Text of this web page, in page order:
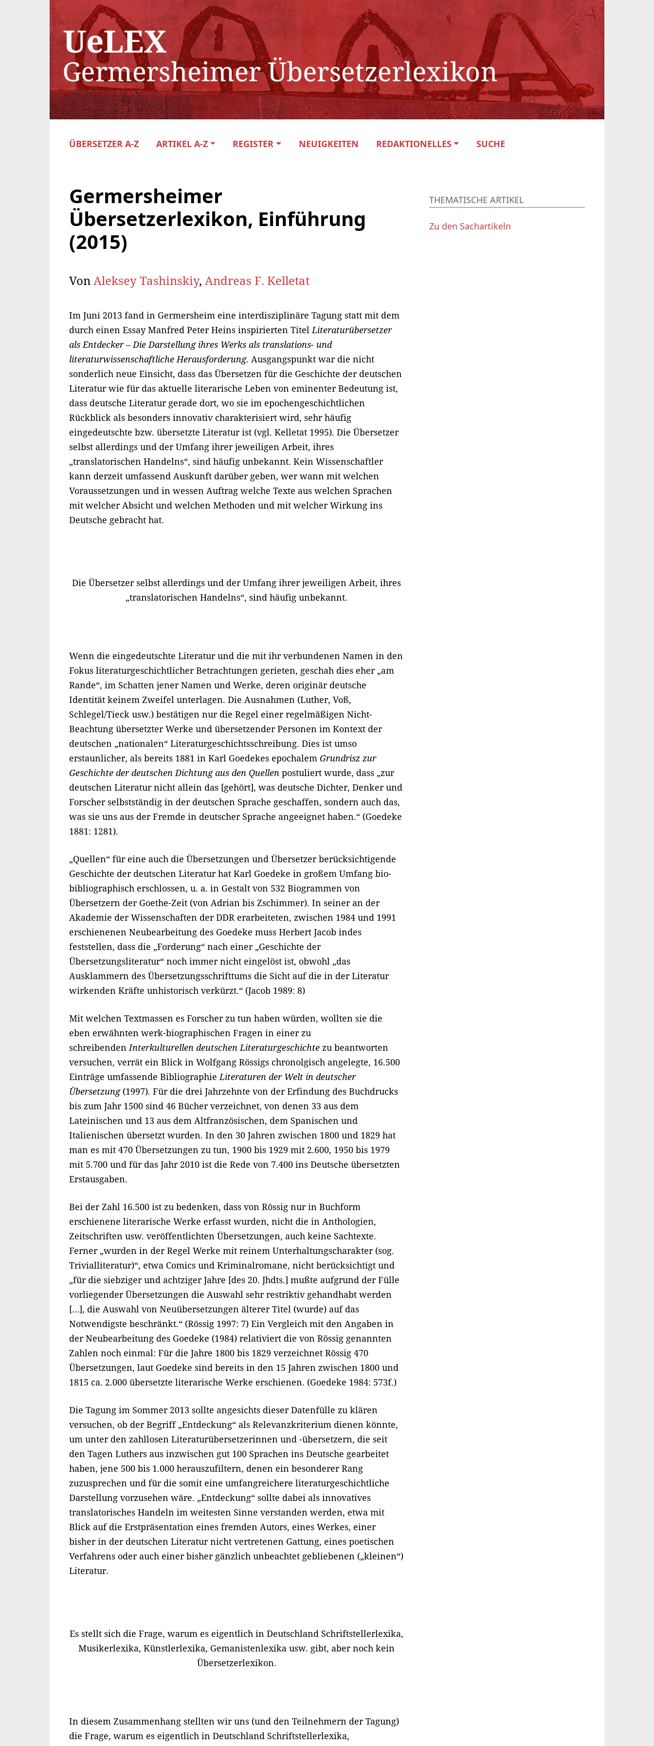
ÜBERSETZER A-Z ARTIKEL A-Z REGISTER NEUIGKEITEN REDAKTIONELLES SUCHE
Germersheimer
Übersetzerlexikon, Einführung
(2015)
VonAleksey Tashinskiy, Andreas F. Kelletat
Im Juni 2013 fand in Germersheim eine interdisziplinäre Tagung statt mit dem
durch einen Essay Manfred Peter Heins inspirierten TitelLiteraturübersetzer
als Entdecker – Die Darstellung ihres Werks als translations- und
literaturwissenschaftliche Herausforderung. Ausgangspunkt war die nicht
sonderlich neue Einsicht, dass das Übersetzen für die Geschichte der deutschen
Literatur wie für das aktuelle literarische Leben von eminenter Bedeutung ist,
dass deutsche Literatur gerade dort, wo sie im epochengeschichtlichen
Rückblick als besonders innovativ charakterisiert wird, sehr häufig
eingedeutschte bzw. übersetzte Literatur ist (vgl. Kelletat 1995). Die Übersetzer
selbst allerdings und der Umfang ihrer jeweiligen Arbeit, ihres
„translatorischen Handelns“, sind häufig unbekannt. Kein Wissenschaftler
kann derzeit umfassend Auskunft darüber geben, wer wann mit welchen
Voraussetzungen und in wessen Auftrag welche Texte aus welchen Sprachen
mit welcher Absicht und welchen Methoden und mit welcher Wirkung ins
Deutsche gebracht hat.
Die Übersetzer selbst allerdings und der Umfang ihrer jeweiligen Arbeit, ihres
„translatorischen Handelns“, sind häufig unbekannt.
Wenn die eingedeutschte Literatur und die mit ihr verbundenen Namen in den
Fokus literaturgeschichtlicher Betrachtungen gerieten, geschah dies eher „am
Rande“, im Schatten jener Namen und Werke, deren originär deutsche
Identität keinem Zweifel unterlagen. Die Ausnahmen (Luther, Voß,
Schlegel/Tieck usw.) bestätigen nur die Regel einer regelmäßigen Nicht-
Beachtung übersetzter Werke und übersetzender Personen im Kontext der
deutschen „nationalen“ Literaturgeschichtsschreibung. Dies ist umso
erstaunlicher, als bereits 1881 in Karl Goedekes epochalem Grundrisz zur
Geschichte der deutschen Dichtung aus den Quellen postuliert wurde, dass „zur
deutschen Literatur nicht allein das [gehört], was deutsche Dichter, Denker und
Forscher selbstständig in der deutschen Sprache geschaffen, sondern auch das,
was sie uns aus der Fremde in deutscher Sprache angeeignet haben.“ (Goedeke
1881: 1281).
„Quellen“ für eine auch die Übersetzungen und Übersetzer berücksichtigende
Geschichte der deutschen Literatur hat Karl Goedeke in großem Umfang bio-
bibliographisch erschlossen, u. a. in Gestalt von 532 Biogrammen von
Übersetzern der Goethe-Zeit (von Adrian bis Zschimmer). In seiner an der
Akademie der Wissenschaften der DDR erarbeiteten, zwischen 1984 und 1991
erschienenen Neubearbeitung des Goedeke muss Herbert Jacob indes
feststellen, dass die „Forderung“ nach einer „Geschichte der
Übersetzungsliteratur“ noch immer nicht eingelöst ist, obwohl „das
Ausklammern des Übersetzungsschrifttums die Sicht auf die in der Literatur
wirkenden Kräfte unhistorisch verkürzt.“ (Jacob 1989: 8)
Mit welchen Textmassen es Forscher zu tun haben würden, wollten sie die
eben erwähnten werk-biographischen Fragen in einer zu
schreibendenInterkulturellen deutschen Literaturgeschichte zu beantworten
versuchen, verrät ein Blick in Wolfgang Rössigs chronolgisch angelegte, 16.500
Einträge umfassende BibliographieLiteraturen der Welt in deutscher
Übersetzung (1997). Für die drei Jahrzehnte von der Erfindung des Buchdrucks
bis zum Jahr 1500 sind 46 Bücher verzeichnet, von denen 33 aus dem
Lateinischen und 13 aus dem Altfranzösischen, dem Spanischen und
Italienischen übersetzt wurden. In den 30 Jahren zwischen 1800 und 1829 hat
man es mit 470 Übersetzungen zu tun, 1900 bis 1929 mit 2.600, 1950 bis 1979
mit 5.700 und für das Jahr 2010 ist die Rede von 7.400 ins Deutsche übersetzten
Erstausgaben.
Bei der Zahl 16.500 ist zu bedenken, dass von Rössig nur in Buchform
erschienene literarische Werke erfasst wurden, nicht die in Anthologien,
Zeitschriften usw. veröffentlichten Übersetzungen, auch keine Sachtexte.
Ferner „wurden in der Regel Werke mit reinem Unterhaltungscharakter (sog.
Trivialliteratur)“, etwa Comics und Kriminalromane, nicht berücksichtigt und
„für die siebziger und achtziger Jahre [des 20. Jhdts.] mußte aufgrund der Fülle
vorliegender Übersetzungen die Auswahl sehr restriktiv gehandhabt werden
[…], die Auswahl von Neuübersetzungen älterer Titel (wurde) auf das
Notwendigste beschränkt.“ (Rössig 1997: 7) Ein Vergleich mit den Angaben in
der Neubearbeitung des Goedeke (1984) relativiert die von Rössig genannten
Zahlen noch einmal: Für die Jahre 1800 bis 1829 verzeichnet Rössig 470
Übersetzungen, laut Goedeke sind bereits in den 15 Jahren zwischen 1800 und
1815 ca. 2.000 übersetzte literarische Werke erschienen. (Goedeke 1984: 573f.)
Die Tagung im Sommer 2013 sollte angesichts dieser Datenfülle zu klären
versuchen, ob der Begriff „Entdeckung“ als Relevanzkriterium dienen könnte,
um unter den zahllosen Literaturübersetzerinnen und -übersetzern, die seit
den Tagen Luthers aus inzwischen gut 100 Sprachen ins Deutsche gearbeitet
haben, jene 500 bis 1.000 herauszufiltern, denen ein besonderer Rang
zuzusprechen und für die somit eine umfangreichere literaturgeschichtliche
Darstellung vorzusehen wäre. „Entdeckung“ sollte dabei als innovatives
translatorisches Handeln im weitesten Sinne verstanden werden, etwa mit
Blick auf die Erstpräsentation eines fremden Autors, eines Werkes, einer
bisher in der deutschen Literatur nicht vertretenen Gattung, eines poetischen
Verfahrens oder auch einer bisher gänzlich unbeachtet gebliebenen („kleinen“)
Literatur.
Es stellt sich die Frage, warum es eigentlich in Deutschland Schriftstellerlexika,
Musikerlexika, Künstlerlexika, Gemanistenlexika usw. gibt, aber noch kein
Übersetzerlexikon.
In diesem Zusammenhang stellten wir uns (und den Teilnehmern der Tagung)
die Frage, warum es eigentlich in Deutschland Schriftstellerlexika,
THEMATISCHE ARTIKEL
Zu den Sachartikeln